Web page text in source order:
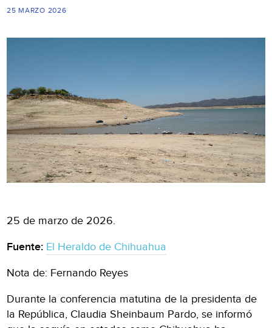
25 MARZO 2026
25 de marzo de 2026.
Fuente: El Heraldo de Chihuahua
Nota de: Fernando Reyes
Durante la conferencia matutina de la presidenta de
la República, Claudia Sheinbaum Pardo, se informó